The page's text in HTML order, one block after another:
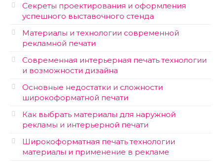
Секреты проектирования и оформления
успешного выставочного стенда
Материалы и технологии современной
рекламной печати
Современная интерьерная печать технологии
и возможности дизайна
Основные недостатки и сложности
широкоформатной печати
Как выбрать материалы для наружной
рекламы и интерьерной печати
Широкоформатная печать технологии
материалы и применение в рекламе